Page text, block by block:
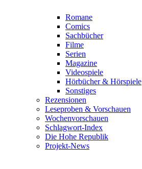
Romane
Comics
Sachbücher
Filme
Serien
Magazine
Videospiele
Hörbücher & Hörspiele
Sonstiges
Rezensionen
Leseproben & Vorschauen
Wochenvorschauen
Schlagwort-Index
Die Hohe Republik
Projekt-News